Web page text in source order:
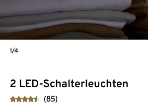
2 LED-Schalterleuchten
(85)
1/4